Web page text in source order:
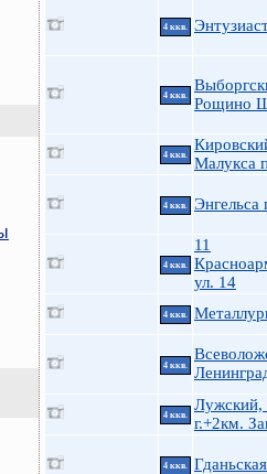
4 ккв.
4 ккв.
Рощино
4 ккв.
Малукса
4 ккв. Энгельса
4 ккв.
11
ул. 14
4 ккв.
4 ккв.
4 ккв.
Лужский,
г.+2км.
4 ккв.